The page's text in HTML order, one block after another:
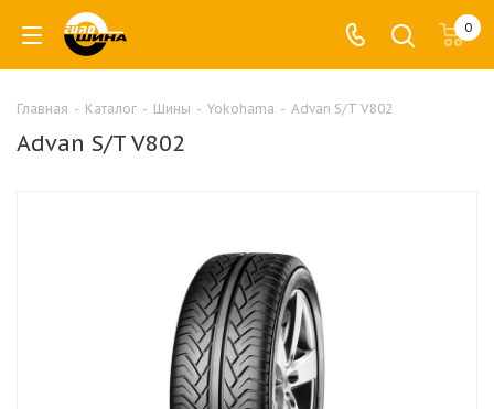
0
Главная - Каталог - Шины - Yokohama - Advan S/T V802
Advan S/T V802